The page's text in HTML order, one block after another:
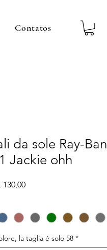
Contatos
da sole Ray-Ban
Jackie ohh
130,00Preço
la taglia é solo 58 *